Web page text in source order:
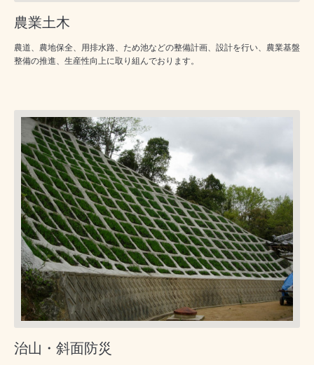
農業土木
農道、農地保全、用排水路、ため池などの整備計画、設計を行い、農業基盤
整備の推進、生産性向上に取り組んでおります。
治山・斜面防災